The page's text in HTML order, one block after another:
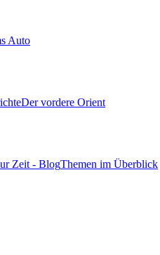
Auto
Der vordere Orient
Zeit - BlogThemen im Überblick